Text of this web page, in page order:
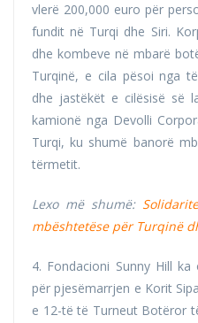
vlerë 200,000 euro për
fundit në Turqi dhe Siri.
dhe kombeve në mbarë
Turqinë, e cila pësoi nga
dhe jastëkët e cilësisë së
kamionë nga Devolli
Turqi, ku shumë banorë
tërmetit.
Lexo më shumë:
mbështetëse për Turqinë
4. Fondacioni Sunny Hill
për pjesëmarrjen e Korit
e 12-të të Turneut Botëror